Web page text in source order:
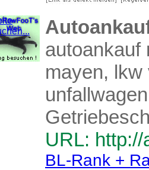
autoankauf
mayen,
URL:
BL-Rank +